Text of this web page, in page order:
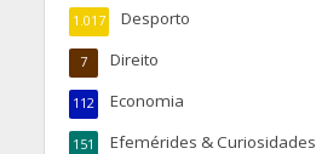
Desporto
1.017
Direito
7
Economia
112
Efemérides & Curiosidades
151